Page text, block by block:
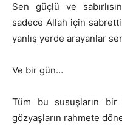
Sen güçlü ve
sadece Allah için
yanlış yerde arayanlar
Ve bir gün…
Tüm bu susuşların
gözyaşların rahmete